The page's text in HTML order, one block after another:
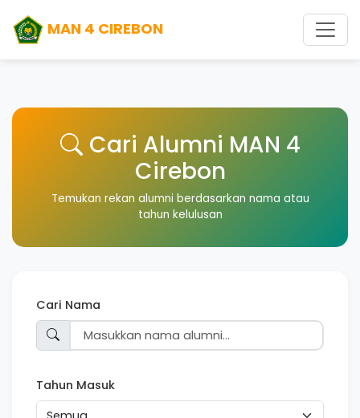
MAN 4 CIREBON
Cari Alumni MAN 4
Cirebon
Temukan rekan alumni berdasarkan nama atau
tahun kelulusan
Cari Nama
Tahun Masuk